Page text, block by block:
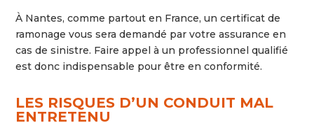
À Nantes, comme partout en France, un certificat de
ramonage vous sera demandé par votre assurance en
cas de sinistre. Faire appel à un professionnel qualifié
est donc indispensable pour être en conformité.
LES RISQUES D’UN CONDUIT MAL
ENTRETENU